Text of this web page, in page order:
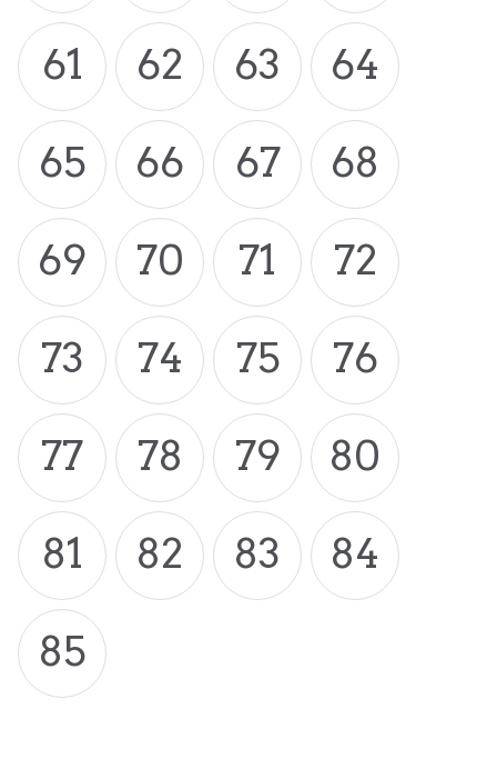
61 62 63
64
65
66 67
68
69
70 71
72
73
74 75
76
77
78 79
80
81
82 83
84
85